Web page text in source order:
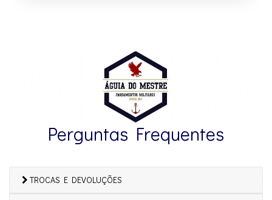
Perguntas Frequentes
TROCAS E DEVOLUÇÕES